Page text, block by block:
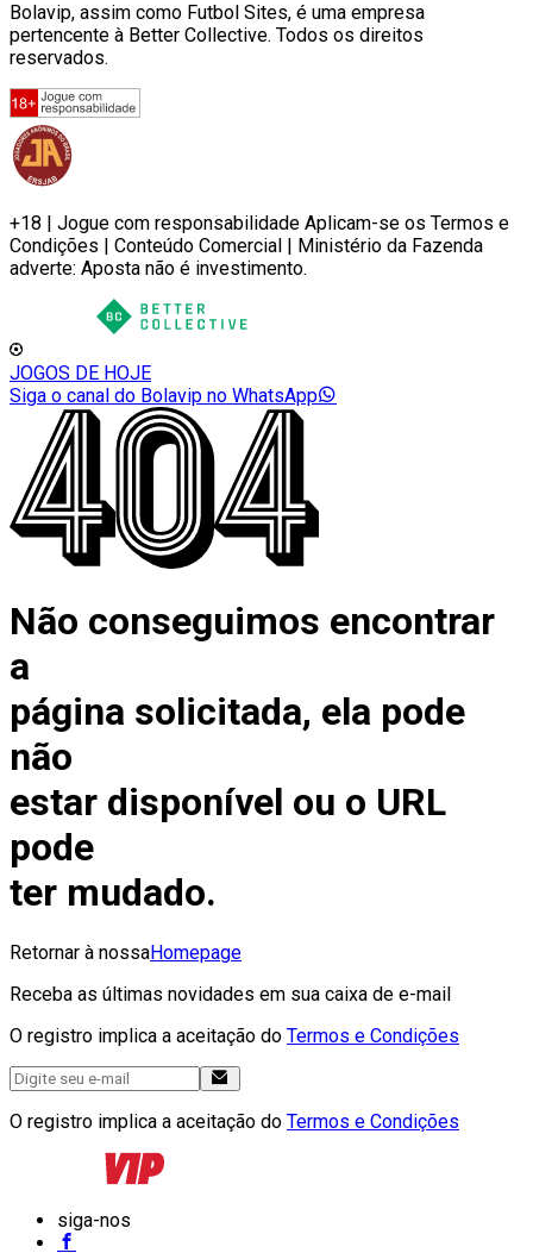
Bolavip, assim como Futbol Sites, é uma empresa
pertencente à Better Collective. Todos os direitos
reservados.
+18 | Jogue com responsabilidade Aplicam-se os Termos e
Condições | Conteúdo Comercial | Ministério da Fazenda
adverte: Aposta não é investimento.
JOGOS DE HOJE
Siga o canal do Bolavip no WhatsApp
Não conseguimos encontrar
a
página solicitada, ela pode
não
estar disponível ou o URL
pode
ter mudado.
Retornar à nossaHomepage
Receba as últimas novidades em sua caixa de e-mail
O registro implica a aceitação do Termos e Condições
O registro implica a aceitação do Termos e Condições
siga-nos